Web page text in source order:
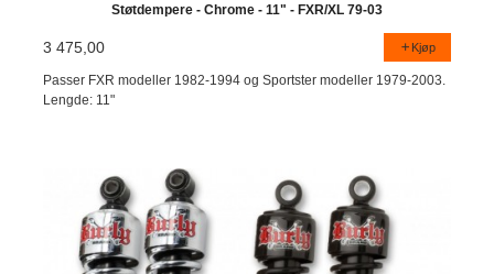
Støtdempere - Chrome - 11" - FXR/XL 79-03
3 475,00 Kjøp
Passer FXR modeller 1982-1994 og Sportster modeller 1979-2003.
Lengde: 11"